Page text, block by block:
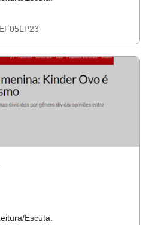
EF05LP23
Escuta.